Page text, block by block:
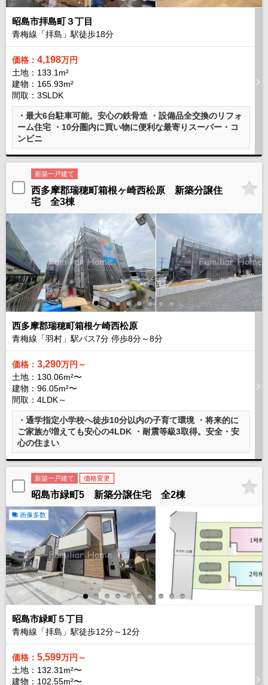
昭島市拝島町３丁目
青梅線「拝島」駅徒歩18分
価格： 4,198万円
土地：133.1m²
建物：165.93m²
間取：3SLDK
・最大6台駐車可能。安心の鉄骨造 ・設備品全交換のリフォ
ーム住宅 ・10分圏内に買い物に便利な最寄りスーパー・コ
ンビニ
新築一戸建て
西多摩郡瑞穂町箱根ヶ崎西松原 新築分譲住
宅 全3棟
西多摩郡瑞穂町箱根ケ崎西松原
青梅線「羽村」駅バス7分 停歩8分～8分
価格： 3,290万円～
土地：130.06m²〜
建物：96.05m²〜
間取：4LDK～
・通学指定小学校へ徒歩10分以内の子育て環境 ・将来的に
ご家族が増えても安心の4LDK ・耐震等級3取得。安全・安
心の住まい
新築一戸建て 価格変更
昭島市緑町5 新築分譲住宅 全2棟
画像多数
昭島市緑町５丁目
青梅線「拝島」駅徒歩12分～ 12分
価格： 5,599万円～
土地：132.31m²〜
建物：102.55m²〜